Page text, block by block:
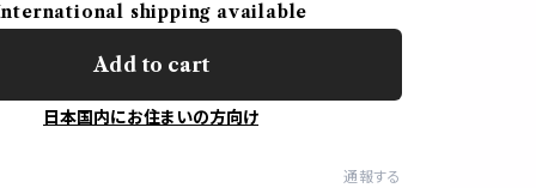
shipping available
Add to cart
日本国内にお住まいの方向け
通報する